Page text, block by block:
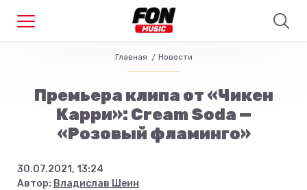
Главная Новости
Премьера клипа от «Чикен
Карри»: Cream Soda —
«Розовый фламинго»
30.07.2021, 13:24
Автор: Владислав Шеин